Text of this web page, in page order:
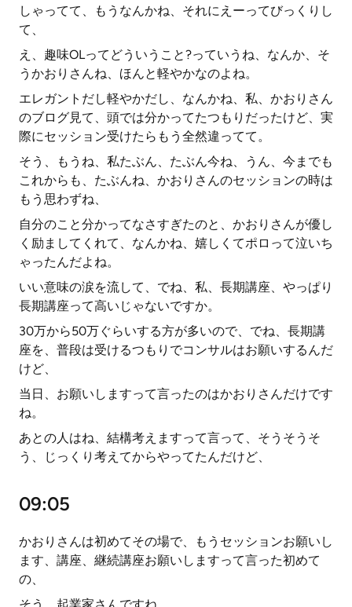
しゃってて、もうなんかね、それにえーってびっくりし
て、
え、趣味OLってどういうこと?っていうね、なんか、そ
うかおりさんね、ほんと軽やかなのよね。
エレガントだし軽やかだし、なんかね、私、かおりさん
のブログ見て、頭では分かってたつもりだったけど、実
際にセッション受けたらもう全然違ってて。
そう、もうね、私たぶん、たぶん今ね、うん、今までも
これからも、たぶんね、かおりさんのセッションの時は
もう思わずね、
自分のこと分かってなさすぎたのと、かおりさんが優し
く励ましてくれて、なんかね、嬉しくてポロって泣いち
ゃったんだよね。
いい意味の涙を流して、でね、私、長期講座、やっぱり
長期講座って高いじゃないですか。
30万から50万ぐらいする方が多いので、でね、長期講
座を、普段は受けるつもりでコンサルはお願いするんだ
けど、
当日、お願いしますって言ったのはかおりさんだけです
ね。
あとの人はね、結構考えますって言って、そうそうそ
う、じっくり考えてからやってたんだけど、
09:05
かおりさんは初めてその場で、もうセッションお願いし
ます、講座、継続講座お願いしますって言った初めて
の、